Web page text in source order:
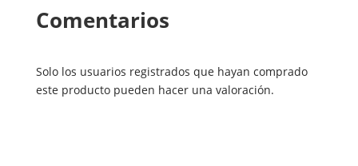
Comentarios
Solo los usuarios registrados que hayan comprado
este producto pueden hacer una valoración.